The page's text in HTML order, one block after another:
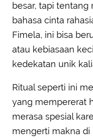
besar, tapi tentang
bahasa cinta
Fimela, ini bisa
atau kebiasaan
kedekatan unik
Ritual seperti ini
yang mempererat
merasa spesial
mengerti makna